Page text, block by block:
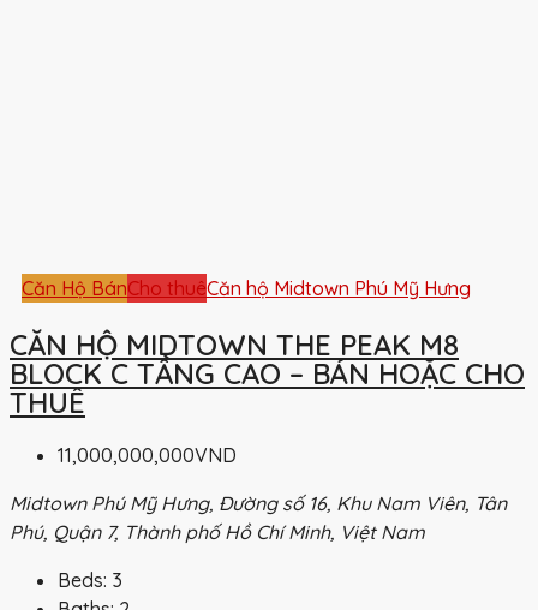
Căn Hộ BánCho thuêCăn hộ Midtown Phú Mỹ Hưng
CĂN HỘ MIDTOWN THE PEAK M8
BLOCK C TẦNG CAO – BÁN HOẶC CHO
THUÊ
11,000,000,000VND
Midtown Phú Mỹ Hưng, Đường số 16, Khu Nam Viên, Tân
Phú, Quận 7, Thành phố Hồ Chí Minh, Việt Nam
Beds: 3